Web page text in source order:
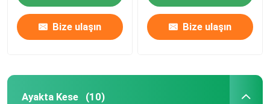
Bize ulaşın Bize ulaşın
Ayakta Kese (10)